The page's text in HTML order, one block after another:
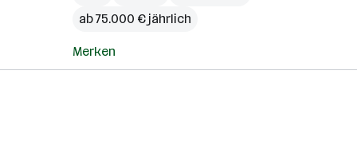
ab 75.000 € jährlich
Merken